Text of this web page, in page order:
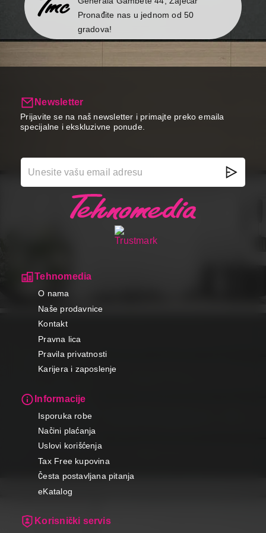
Pronađite nas u jednom od 50
gradova!
Tehnomedia
O nama
Naše prodavnice
Kontakt
Pravna lica
Pravila privatnosti
Karijera i zaposlenje
Informacije
Isporuka robe
Načini plaćanja
Uslovi korišćenja
Tax Free kupovina
Česta postavljana pitanja
eKatalog
Korisnički servis
Newsletter
Prijavite se na naš newsletter i primajte preko emaila
specijalne i ekskluzivne ponude.